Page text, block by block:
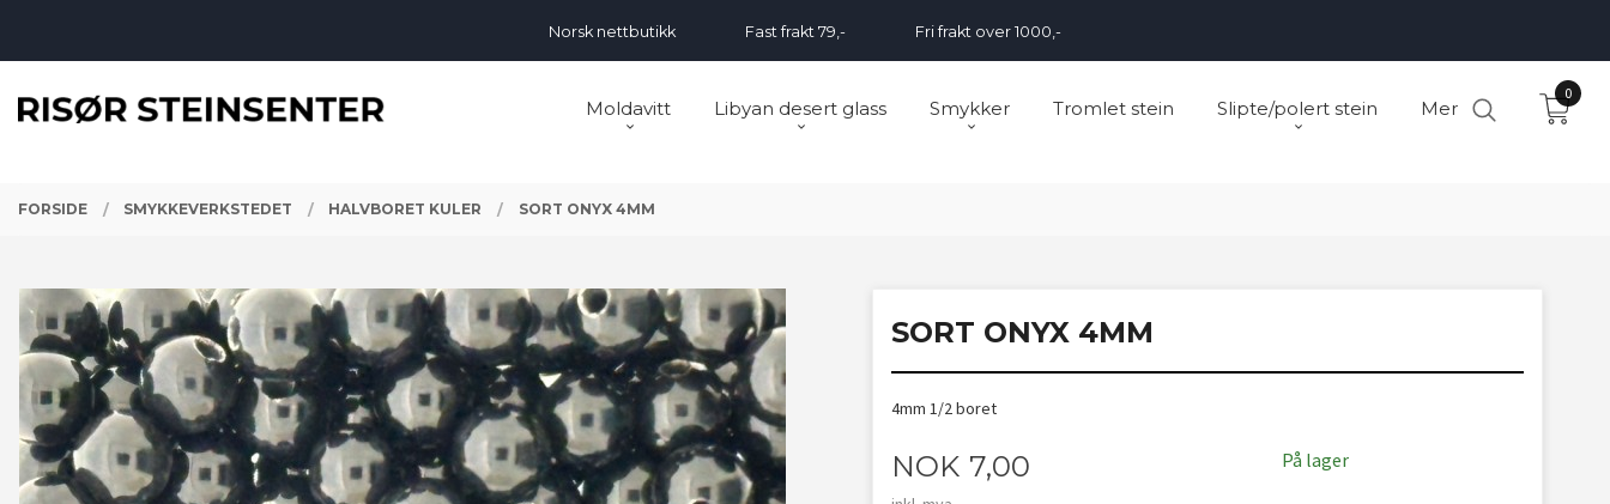
Norsk nettbutikk Fast frakt 79,- Fri frakt over 1000,-
Moldavitt Libyan desert glass Smykker Tromlet stein Slipte/polert stein Mer
0
FORSIDE SMYKKEVERKSTEDET HALVBORET KULER SORT ONYX 4MM
SORT ONYX 4MM
4mm 1/2 boret
Pris
NOK 7,00 På lager